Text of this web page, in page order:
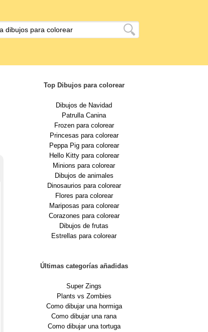
Top Dibujos para colorear
Dibujos de Navidad
Patrulla Canina
Frozen para colorear
Princesas para colorear
Peppa Pig para colorear
Hello Kitty para colorear
Minions para colorear
Dibujos de animales
Dinosaurios para colorear
Flores para colorear
Mariposas para colorear
Corazones para colorear
Dibujos de frutas
Estrellas para colorear
Últimas categorías añadidas
Super Zings
Plants vs Zombies
Como dibujar una hormiga
Como dibujar una rana
Como dibujar una tortuga